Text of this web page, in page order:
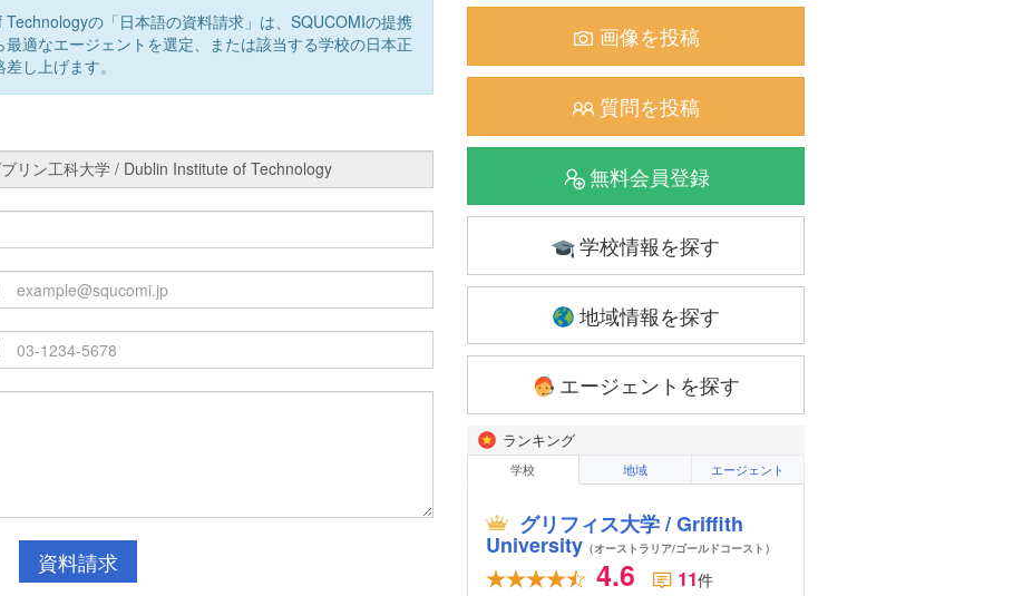
の「日本語の資料請求」は、SQUCOMIの提携
適なエージェントを選定、または該当する学校の日本正
し上げます。
資料請求
画像を投稿
質問を投稿
無料会員登録
学校情報を探す
地域情報を探す
エージェントを探す
ランキング
学校 地域 エージェント
グリフィス大学 / Griffith
University（オーストラリア/ゴールドコースト）
4.6 11件